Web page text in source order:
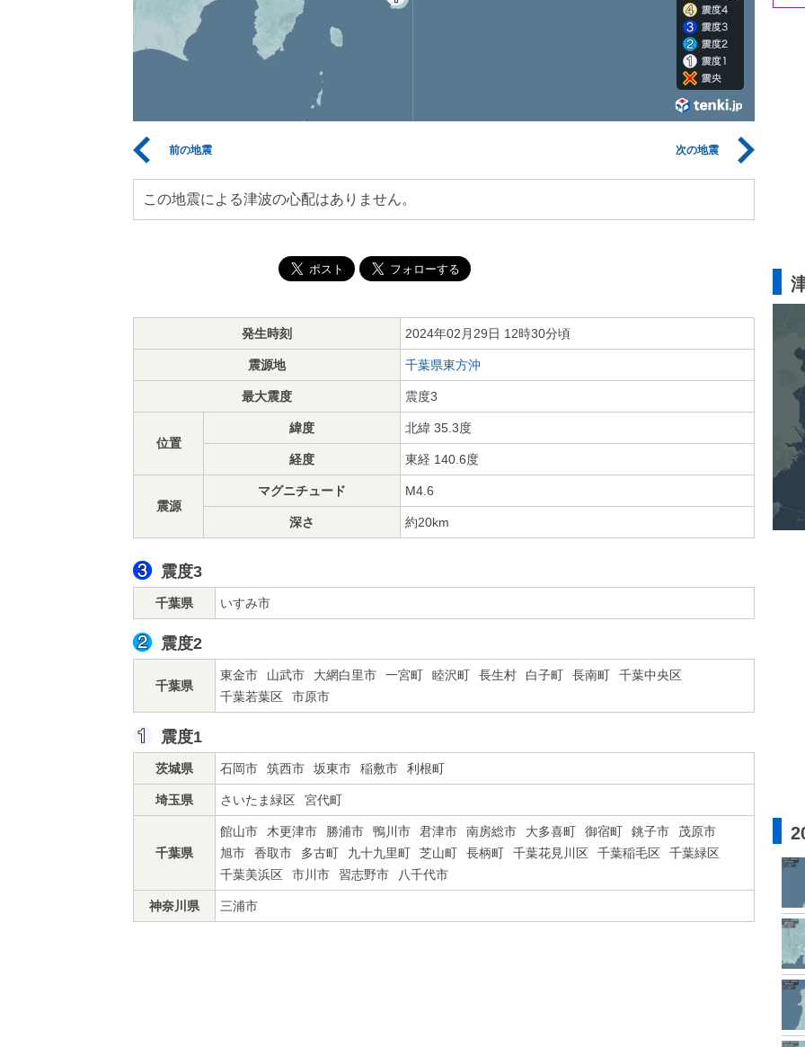
前の地震 次の地震
この地震による津波の心配はありません。
発生時刻 2024年02月29日 12時30分頃
震源地 千葉県東方沖
最大震度 震度3
位置
緯度 北緯 35.3度
経度 東経 140.6度
震源
マグニチュード M4.6
深さ 約20km
震度3
千葉県 いすみ市
震度2
千葉県
東金市 山武市 大網白里市 一宮町 睦沢町 長生村 白子町 長南町
千葉中央区
千葉若葉区
市原市
震度1
茨城県 石岡市 筑西市 坂東市 稲敷市 利根町
埼玉県 さいたま緑区 宮代町
千葉県
館山市 木更津市 勝浦市 鴨川市 君津市 南房総市 大多喜町 御宿町 銚子市
茂原市
旭市
香取市 多古町 九十九里町 芝山町 長柄町 千葉花見川区 千葉稲毛区
千葉緑区
千葉美浜区
市川市 習志野市 八千代市
神奈川県 三浦市